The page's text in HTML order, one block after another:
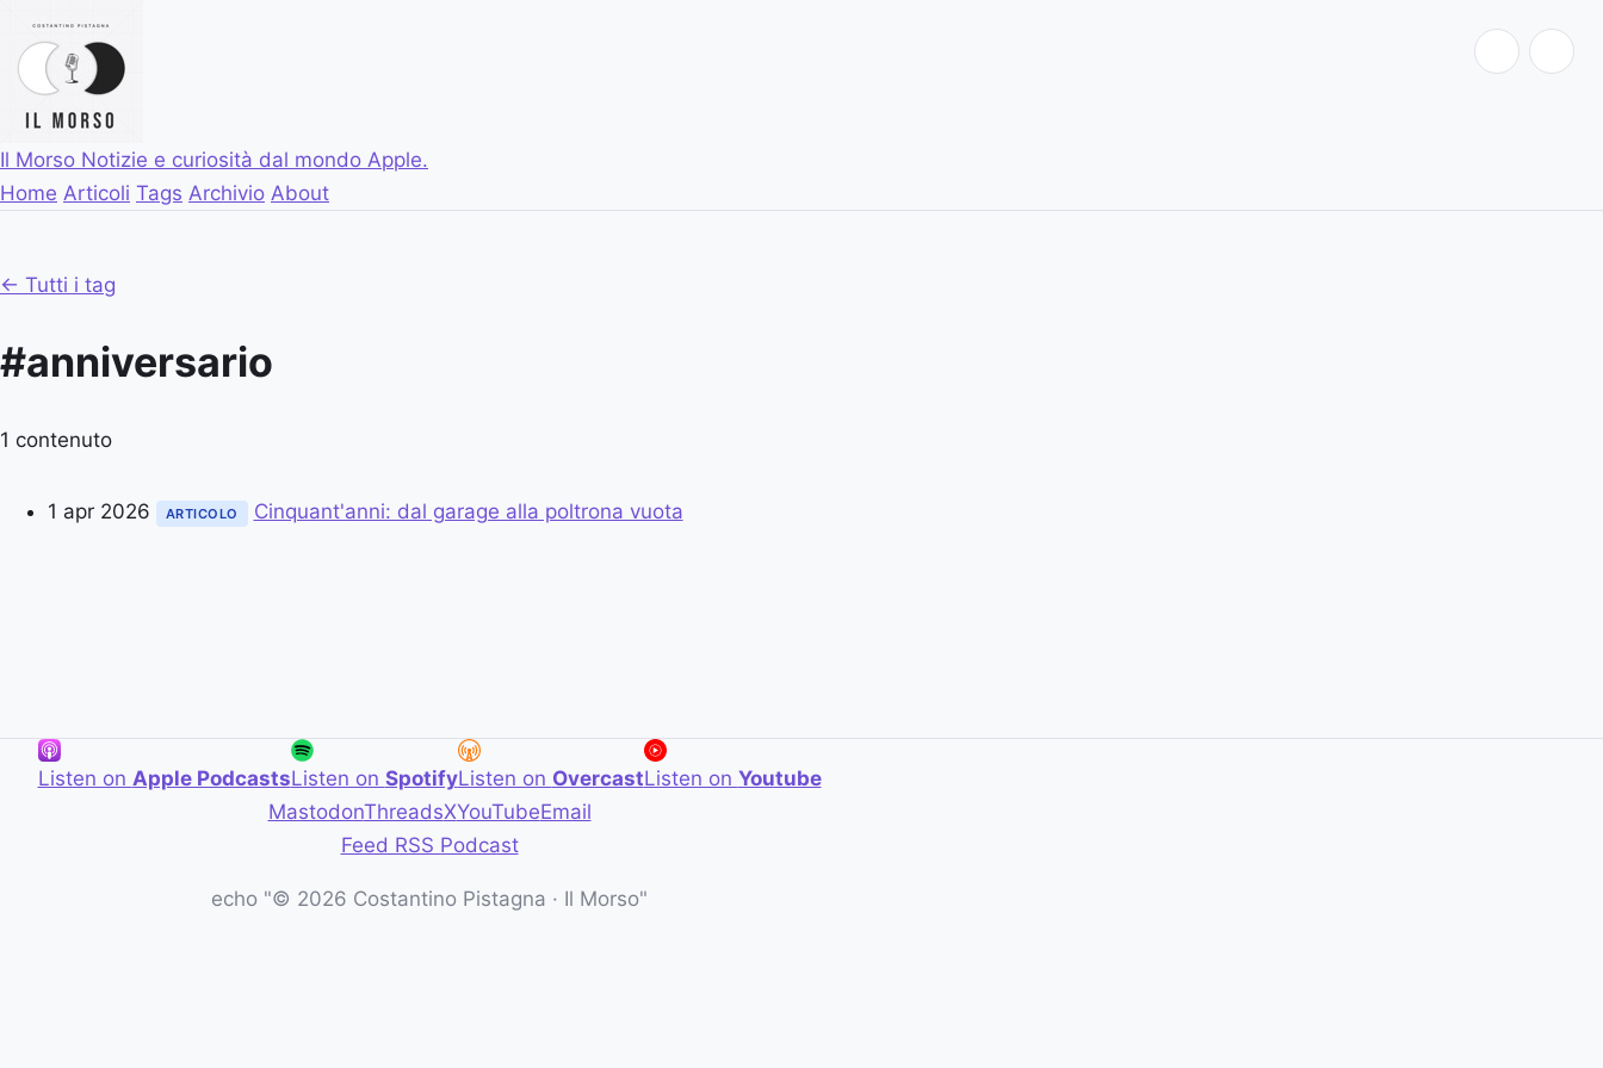
Il Morso Notizie e curiosità dal mondo Apple.
Home Articoli Tags Archivio About
← Tutti i tag
#anniversario
1 contenuto
1 apr 2026 ARTICOLO Cinquant'anni: dal garage alla poltrona vuota
Listen on Apple PodcastsListen on SpotifyListen on OvercastListen on Youtube
MastodonThreadsXYouTubeEmail
Feed RSS Podcast
echo "© 2026 Costantino Pistagna · Il Morso"